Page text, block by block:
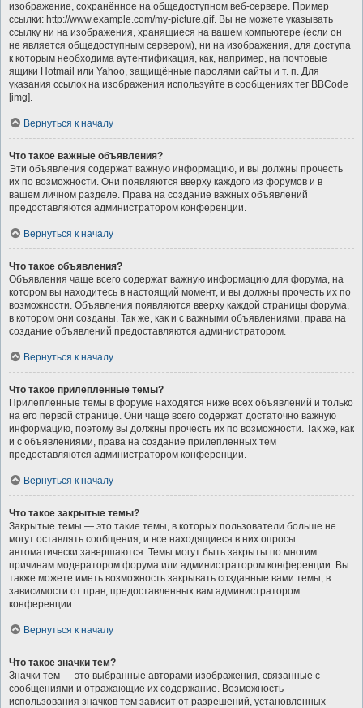
изображение, сохранённое на общедоступном веб-сервере. Пример
ссылки: http://www.example.com/my-picture.gif. Вы не можете указывать
ссылку ни на изображения, хранящиеся на вашем компьютере (если он
не является общедоступным сервером), ни на изображения, для доступа
к которым необходима аутентификация, как, например, на почтовые
ящики Hotmail или Yahoo, защищённые паролями сайты и т. п. Для
указания ссылок на изображения используйте в сообщениях тег BBCode
[img].
Вернуться к началу
Что такое важные объявления?
Эти объявления содержат важную информацию, и вы должны прочесть
их по возможности. Они появляются вверху каждого из форумов и в
вашем личном разделе. Права на создание важных объявлений
предоставляются администратором конференции.
Вернуться к началу
Что такое объявления?
Объявления чаще всего содержат важную информацию для форума, на
котором вы находитесь в настоящий момент, и вы должны прочесть их по
возможности. Объявления появляются вверху каждой страницы форума,
в котором они созданы. Так же, как и с важными объявлениями, права на
создание объявлений предоставляются администратором.
Вернуться к началу
Что такое прилепленные темы?
Прилепленные темы в форуме находятся ниже всех объявлений и только
на его первой странице. Они чаще всего содержат достаточно важную
информацию, поэтому вы должны прочесть их по возможности. Так же, как
и с объявлениями, права на создание прилепленных тем
предоставляются администратором конференции.
Вернуться к началу
Что такое закрытые темы?
Закрытые темы — это такие темы, в которых пользователи больше не
могут оставлять сообщения, и все находящиеся в них опросы
автоматически завершаются. Темы могут быть закрыты по многим
причинам модератором форума или администратором конференции. Вы
также можете иметь возможность закрывать созданные вами темы, в
зависимости от прав, предоставленных вам администратором
конференции.
Вернуться к началу
Что такое значки тем?
Значки тем — это выбранные авторами изображения, связанные с
сообщениями и отражающие их содержание. Возможность
использования значков тем зависит от разрешений, установленных